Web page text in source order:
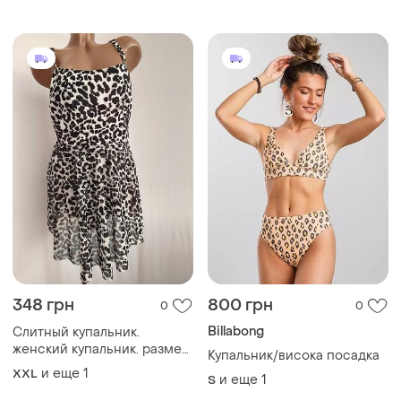
348 грн 0
Слитный купальник.
женский купальник. размер
3хл
XXL и еще 1
800 грн 0
Billabong
Купальник/висока посадка
S и еще 1